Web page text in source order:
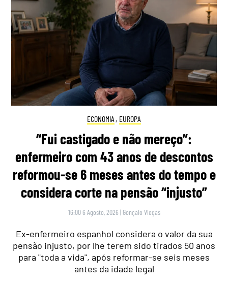
ECONOMIA , EUROPA
“Fui castigado e não mereço”:
enfermeiro com 43 anos de descontos
reformou-se 6 meses antes do tempo e
considera corte na pensão “injusto”
16:00 6 Agosto, 2026 | Gonçalo Viegas
Ex-enfermeiro espanhol considera o valor da sua
pensão injusto, por lhe terem sido tirados 50 anos
para "toda a vida", após reformar-se seis meses
antes da idade legal